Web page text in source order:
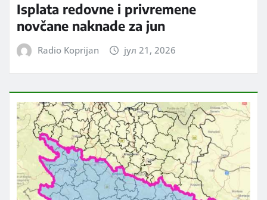
Isplata redovne i privremene
novčane naknade za jun
Radio Koprijan јул 21, 2026